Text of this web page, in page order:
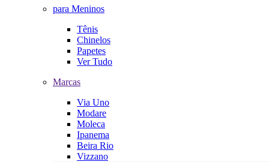
para Meninos
Tênis
Chinelos
Papetes
Ver Tudo
Marcas
Via Uno
Modare
Moleca
Ipanema
Beira Rio
Vizzano